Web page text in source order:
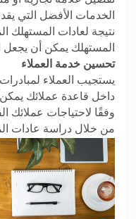
الخدمات الأفضل التي
نتيجة لعادات المستهلك
المستهلك يمكن أن يجعل
تحسين خدمة العملاء
يستجيب العملاء
داخل قاعدة عملائك
وفقًا لاحتياجات عملائك
من خلال دراسة عادات